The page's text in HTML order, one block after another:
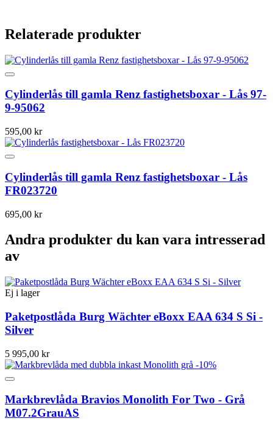
Relaterade produkter
Cylinderlås till gamla Renz fastighetsboxar - Lås 97-
9-95062
595,00 kr
Cylinderlås till gamla Renz fastighetsboxar - Lås
FR023720
695,00 kr
Andra produkter du kan vara intresserad
av
Ej i lager
Paketpostlåda Burg Wächter eBoxx EAA 634 S Si -
Silver
5 995,00 kr
-10%
Markbrevlåda Bravios Monolith For Two - Grå
M07.2GrauAS